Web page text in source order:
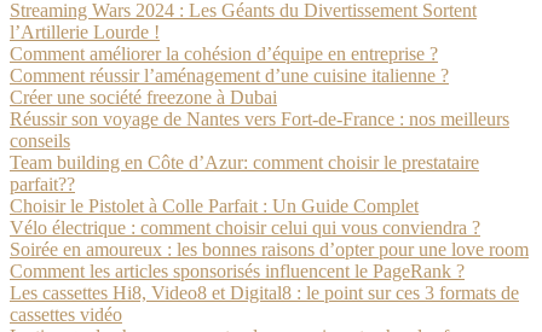
Streaming Wars 2024 : Les Géants du Divertissement Sortent
l’Artillerie Lourde !
Comment améliorer la cohésion d’équipe en entreprise ?
Comment réussir l’aménagement d’une cuisine italienne ?
Créer une société freezone à Dubai
Réussir son voyage de Nantes vers Fort-de-France : nos meilleurs
conseils
Team building en Côte d’Azur: comment choisir le prestataire
parfait??
Choisir le Pistolet à Colle Parfait : Un Guide Complet
Vélo électrique : comment choisir celui qui vous conviendra ?
Soirée en amoureux : les bonnes raisons d’opter pour une love room
Comment les articles sponsorisés influencent le PageRank ?
Les cassettes Hi8, Video8 et Digital8 : le point sur ces 3 formats de
cassettes vidéo